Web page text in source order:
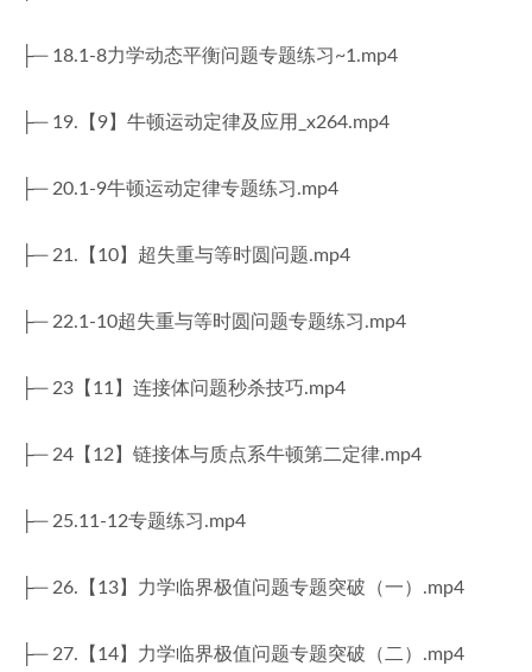
├─ 18.1-8力学动态平衡问题专题练习~1.mp4
├─ 19.【9】牛顿运动定律及应用_x264.mp4
├─ 20.1-9牛顿运动定律专题练习.mp4
├─ 21.【10】超失重与等时圆问题.mp4
├─ 22.1-10超失重与等时圆问题专题练习.mp4
├─ 23【11】连接体问题秒杀技巧.mp4
├─ 24【12】链接体与质点系牛顿第二定律.mp4
├─ 25.11-12专题练习.mp4
├─ 26.【13】力学临界极值问题专题突破（一）.mp4
├─ 27.【14】力学临界极值问题专题突破（二）.mp4